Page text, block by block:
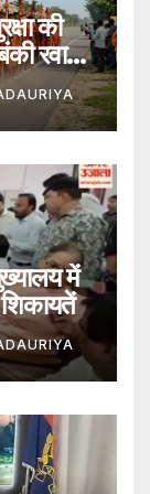
की
रवाना
में